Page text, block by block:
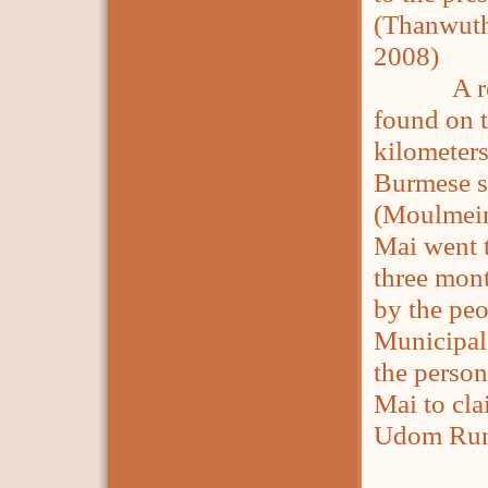
2008)
A
found on
Burmese
Mai went
three
by the
the
Mai to
Udom